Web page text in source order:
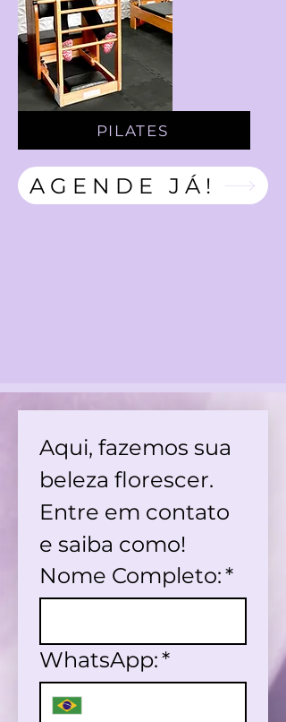
PILATES
AGENDE JÁ!
Aqui, fazemos sua
beleza florescer.
Entre em contato
e saiba como!
Nome Completo:*
WhatsApp:*